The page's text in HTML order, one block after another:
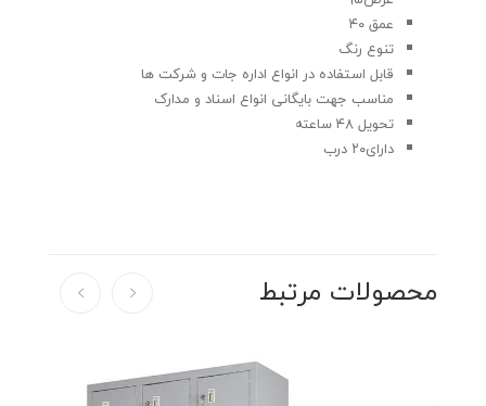
عمق ۴۰
تنوع رنگ
قابل استفاده در انواع اداره جات و شرکت ها
مناسب جهت بایگانی انواع اسناد و مدارک
تحویل ۴۸ ساعته
دارای۲۰ درب
محصولات مرتبط